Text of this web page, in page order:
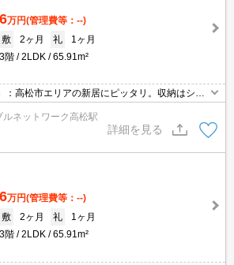
6万円(管理費等：--)
敷
2ヶ月 礼
1ヶ月
3階
2LDK 65.91m²
：高松市エリアの新居にピッタリ。収納はシュ
します。化粧品や洗面道具といった小物もスッ
きる独立洗面台を採用しています。2台設置さ
管理が簡単な物件です。
ネットワーク高松駅
詳細を見る
6万円(管理費等：--)
敷
2ヶ月 礼
1ヶ月
3階
2LDK 65.91m²